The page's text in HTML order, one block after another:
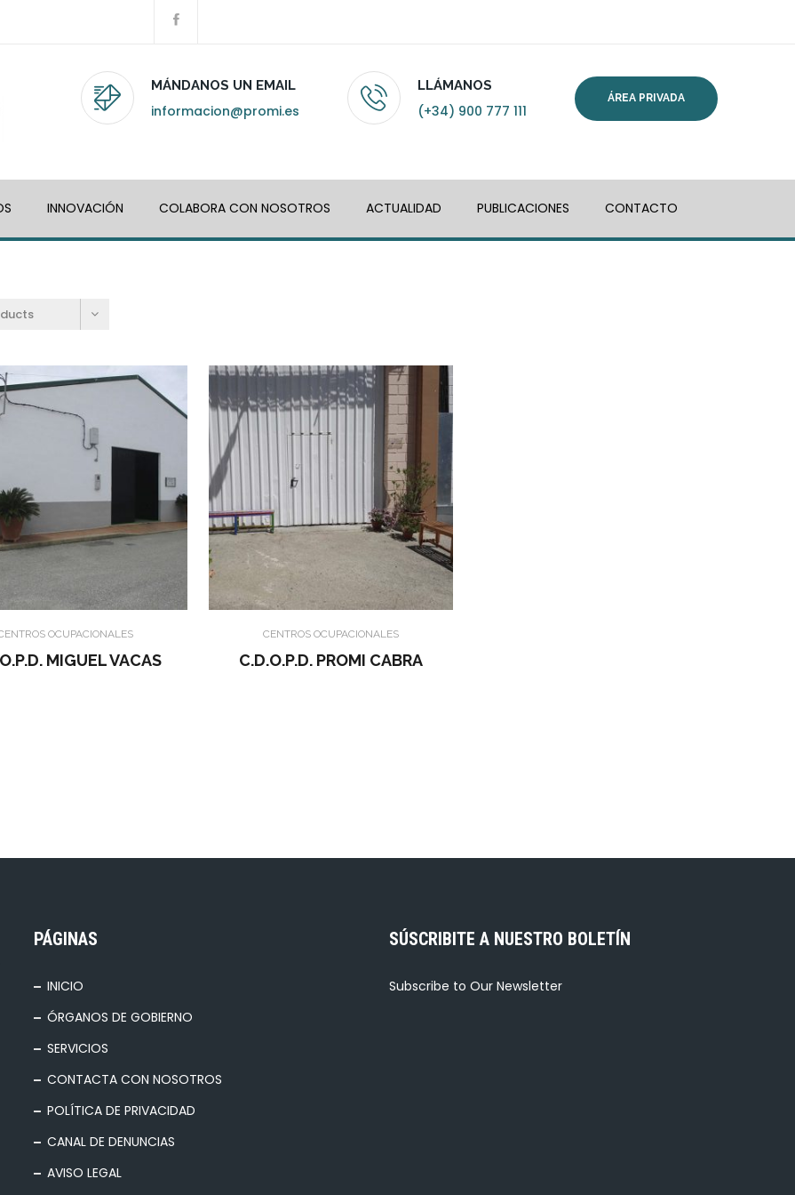
MÁNDANOS UN EMAIL
informacion@promi.es
LLÁMANOS
(+34) 900 777 111
ÁREA PRIVADA
INNOVACIÓN COLABORA CON NOSOTROS ACTUALIDAD PUBLICACIONES CONTACTO
OCUPACIONALES
MIGUEL VACAS
CENTROS OCUPACIONALES
C.D.O.P.D. PROMI CABRA
PÁGINAS
INICIO
ÓRGANOS DE GOBIERNO
SERVICIOS
CONTACTA CON NOSOTROS
POLÍTICA DE PRIVACIDAD
CANAL DE DENUNCIAS
AVISO LEGAL
SÚSCRIBITE A NUESTRO BOLETÍN
Subscribe to Our Newsletter